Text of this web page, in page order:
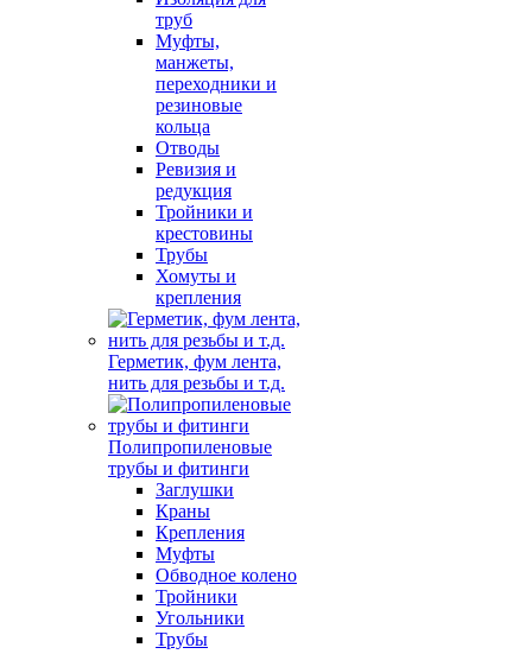
труб
Муфты,
манжеты,
переходники и
резиновые
кольца
Отводы
Ревизия и
редукция
Тройники и
крестовины
Трубы
Хомуты и
крепления
Герметик, фум лента,
нить для резьбы и т.д.
Полипропиленовые
трубы и фитинги
Заглушки
Краны
Крепления
Муфты
Обводное колено
Тройники
Угольники
Трубы